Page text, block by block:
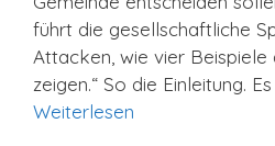
führt die gesellschaftliche
Attacken, wie vier Beispiele
zeigen.“ So die Einleitung.
Weiterlesen